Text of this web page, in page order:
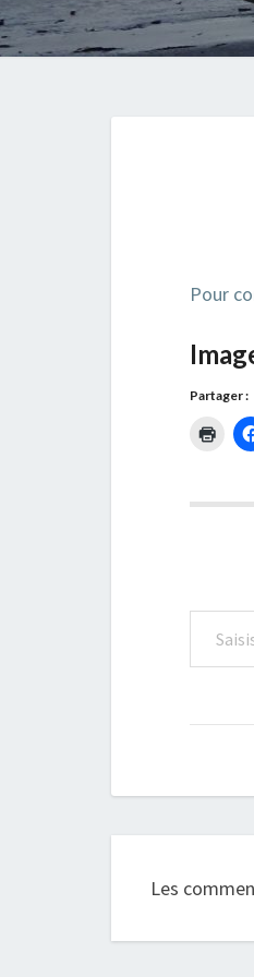
Pour
Partager :
Saisissez votre adresse e-mail…
Les